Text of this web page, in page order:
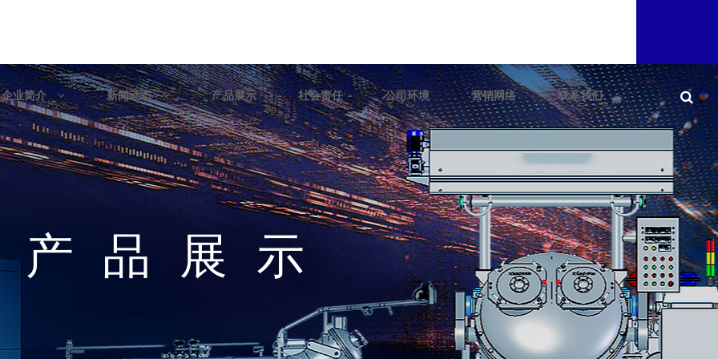
企业简介 新闻动态 产品展示 社会责任 公司环境 营销网络 联系我们
产品展示